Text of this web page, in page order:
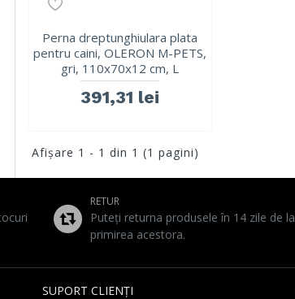
Perna dreptunghiulara plata
pentru caini, OLERON M-PETS,
gri, 110x70x12 cm, L
391,31 lei
Afişare 1 - 1 din 1 (1 pagini)
RETUR
Puteți returna produsele în 14 zile de la
primirea acestora.
SUPORT CLIENȚI